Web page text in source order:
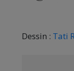
Dessin : Tati